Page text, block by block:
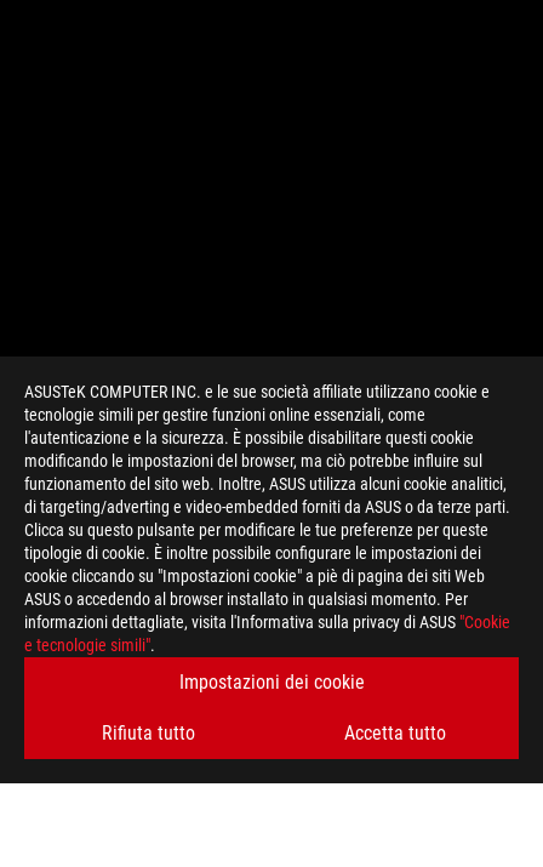
ASUSTeK COMPUTER INC. e le sue società affiliate utilizzano cookie e
tecnologie simili per gestire funzioni online essenziali, come
l'autenticazione e la sicurezza. È possibile disabilitare questi cookie
modificando le impostazioni del browser, ma ciò potrebbe influire sul
funzionamento del sito web. Inoltre, ASUS utilizza alcuni cookie analitici,
di targeting/adverting e video-embedded forniti da ASUS o da terze parti.
Clicca su questo pulsante per modificare le tue preferenze per queste
tipologie di cookie. È inoltre possibile configurare le impostazioni dei
cookie cliccando su "Impostazioni cookie" a piè di pagina dei siti Web
ASUS o accedendo al browser installato in qualsiasi momento. Per
informazioni dettagliate, visita l'Informativa sulla privacy di ASUS "Cookie
e tecnologie simili".
Impostazioni dei cookie
Rifiuta tutto Accetta tutto
> GAMING ARMOURY
RIMANI AGGIORNATO SUL MONDO ROG